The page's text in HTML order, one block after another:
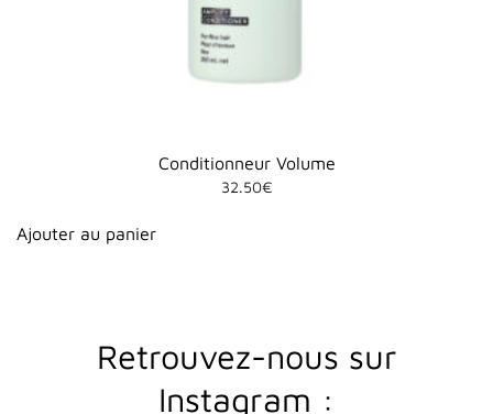
Conditionneur Volume
32.50€
Ajouter au panier
Retrouvez-nous sur
Instagram :